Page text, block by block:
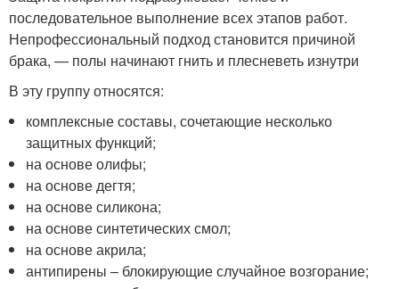
последовательное выполнение всех этапов работ.
Непрофессиональный подход становится причиной
брака, — полы начинают гнить и плесневеть изнутри
В эту группу относятся:
комплексные составы, сочетающие несколько
защитных функций;
на основе олифы;
на основе дегтя;
на основе силикона;
на основе синтетических смол;
на основе акрила;
антипирены – блокирующие случайное возгорание;